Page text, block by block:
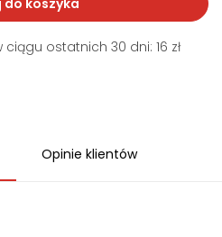
do koszyka
ostatnich 30 dni: 16 zł
Opinie klientów